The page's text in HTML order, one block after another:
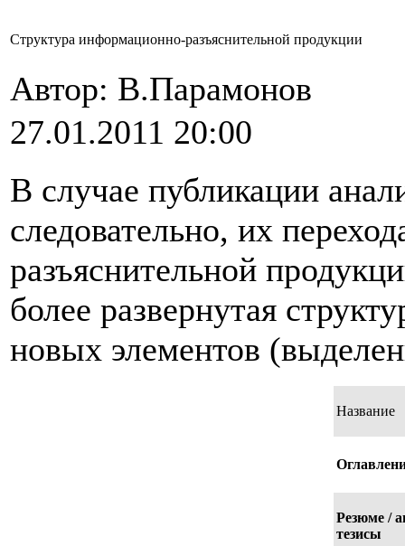
Структура информационно-разъяснительной продукции
Автор: В.Парамонов
27.01.2011 20:00
В случае публикации
следовательно, их
разъяснительной
более развернутая
новых элементов
Название
Резюме /
тезисы